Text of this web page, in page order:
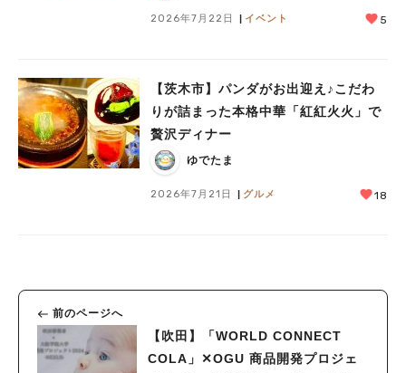
2026年7月22日 イベント 5
【茨木市】パンダがお出迎え♪こだわ
りが詰まった本格中華「紅紅火火」で
贅沢ディナー
ゆでたま
2026年7月21日 グルメ 18
前のページへ
【吹田】「WORLD CONNECT
COLA」✕OGU 商品開発プロジェ